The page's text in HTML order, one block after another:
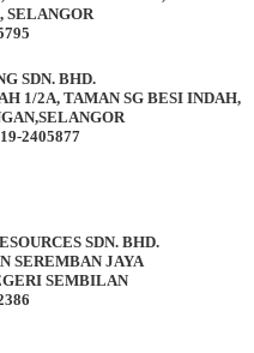
SELANGOR
SDN. BHD.
1/2A, TAMAN SG BESI INDAH,
2405877
SDN. BHD.
SEREMBAN JAYA
SEMBILAN